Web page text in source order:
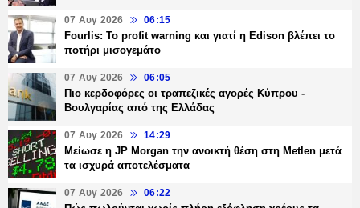
07 Αυγ 2026 06:15
Fourlis: Το profit warning και γιατί η Edison βλέπει το
ποτήρι μισογεμάτο
07 Αυγ 2026 06:05
Πιο κερδοφόρες οι τραπεζικές αγορές Κύπρου -
Βουλγαρίας από της Ελλάδας
07 Αυγ 2026 14:29
Μείωσε η JP Morgan την ανοικτή θέση στη Metlen μετά
τα ισχυρά αποτελέσματα
07 Αυγ 2026 06:22